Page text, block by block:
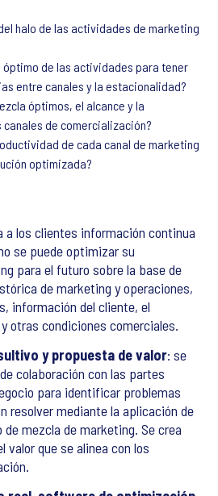
halo de las actividades de marketing
óptimo de las actividades para tener
entre canales y la estacionalidad?
óptimos, el alcance y la
de comercialización?
de cada canal de marketing
optimizada?
a los clientes información continua
se puede optimizar su
para el futuro sobre la base de
de marketing y operaciones,
información del cliente, el
otras condiciones comerciales.
y propuesta de valor: se
colaboración con las partes
para identificar problemas
resolver mediante la aplicación de
mezcla de marketing. Se crea
valor que se alinea con los